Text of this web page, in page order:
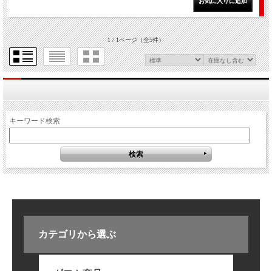
1 / 1ページ（全5件）
キーワード検索
カテゴリから選ぶ